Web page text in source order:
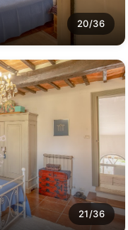
20/36
21/36